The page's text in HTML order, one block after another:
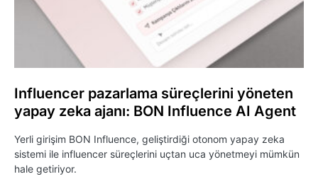
Influencer pazarlama süreçlerini yöneten
yapay zeka ajanı: BON Influence AI Agent
Yerli girişim BON Influence, geliştirdiği otonom yapay zeka
sistemi ile influencer süreçlerini uçtan uca yönetmeyi mümkün
hale getiriyor.